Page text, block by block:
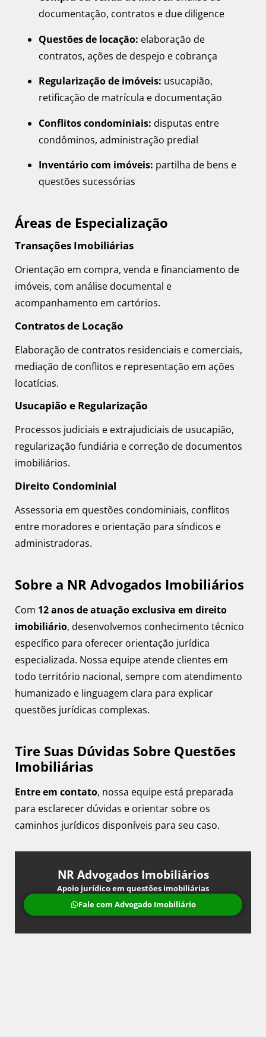
documentação, contratos e due diligence
Questões de locação: elaboração de
contratos, ações de despejo e cobrança
Regularização de imóveis: usucapião,
retificação de matrícula e documentação
Conflitos condominiais: disputas entre
condôminos, administração predial
Inventário com imóveis: partilha de bens e
questões sucessórias
Áreas de Especialização
Transações Imobiliárias
Orientação em compra, venda e financiamento de
imóveis, com análise documental e
acompanhamento em cartórios.
Contratos de Locação
Elaboração de contratos residenciais e comerciais,
mediação de conflitos e representação em ações
locatícias.
Usucapião e Regularização
Processos judiciais e extrajudiciais de usucapião,
regularização fundiária e correção de documentos
imobiliários.
Direito Condominial
Assessoria em questões condominiais, conflitos
entre moradores e orientação para síndicos e
administradoras.
Sobre a NR Advogados Imobiliários
Com 12 anos de atuação exclusiva em direito
imobiliário, desenvolvemos conhecimento técnico
específico para oferecer orientação jurídica
especializada. Nossa equipe atende clientes em
todo território nacional, sempre com atendimento
humanizado e linguagem clara para explicar
questões jurídicas complexas.
Tire Suas Dúvidas Sobre Questões
Imobiliárias
Entre em contato, nossa equipe está preparada
para esclarecer dúvidas e orientar sobre os
caminhos jurídicos disponíveis para seu caso.
NR Advogados Imobiliários
Apoio jurídico em questões imobiliárias
Fale com Advogado Imobiliário